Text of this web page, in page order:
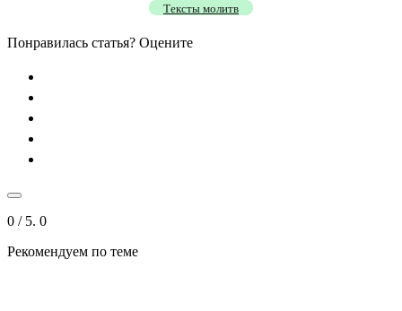
Тексты молитв
Понравилась статья? Оцените
0 / 5. 0
Рекомендуем по теме